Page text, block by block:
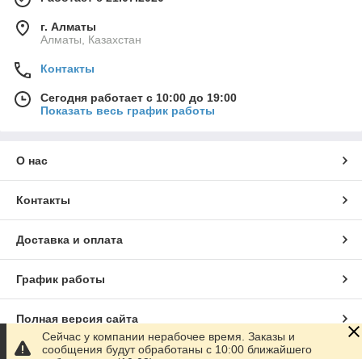
г. Алматы
Алматы, Казахстан
Контакты
Сегодня работает с 10:00 до 19:00
Показать весь график работы
О нас
Контакты
Доставка и оплата
График работы
Полная версия сайта
Сейчас у компании нерабочее время. Заказы и
сообщения будут обработаны с 10:00 ближайшего